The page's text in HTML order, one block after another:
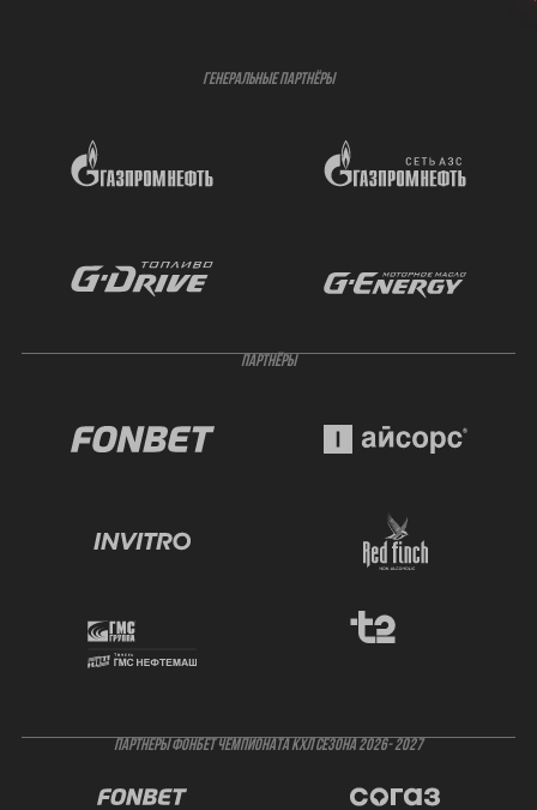
ГЕНЕРАЛЬНЫЕ ПАРТНЁРЫ
ПАРТНЁРЫ
ПАРТНЕРЫ ФОНБЕТ ЧЕМПИОНАТА КХЛ СЕЗОНА 2026- 2027